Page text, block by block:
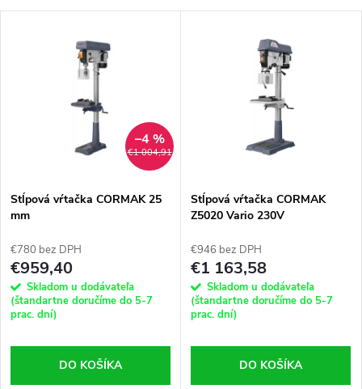
€1 004,91
–4 %
Stĺpová vŕtačka CORMAK 25
mm
€780 bez DPH
€959,40
Skladom u dodávateľa
(štandartne doručíme do 5-7
prac. dní)
DO KOŠÍKA
Stĺpová vŕtačka CORMAK
Z5020 Vario 230V
€946 bez DPH
€1 163,58
Skladom u dodávateľa
(štandartne doručíme do 5-7
prac. dní)
DO KOŠÍKA